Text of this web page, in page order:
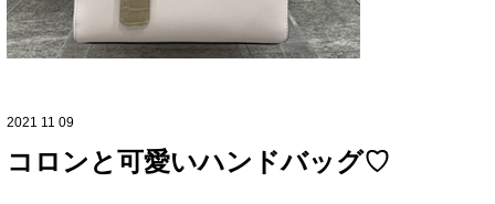
2021 11 09
コロンと可愛いハンドバッグ♡